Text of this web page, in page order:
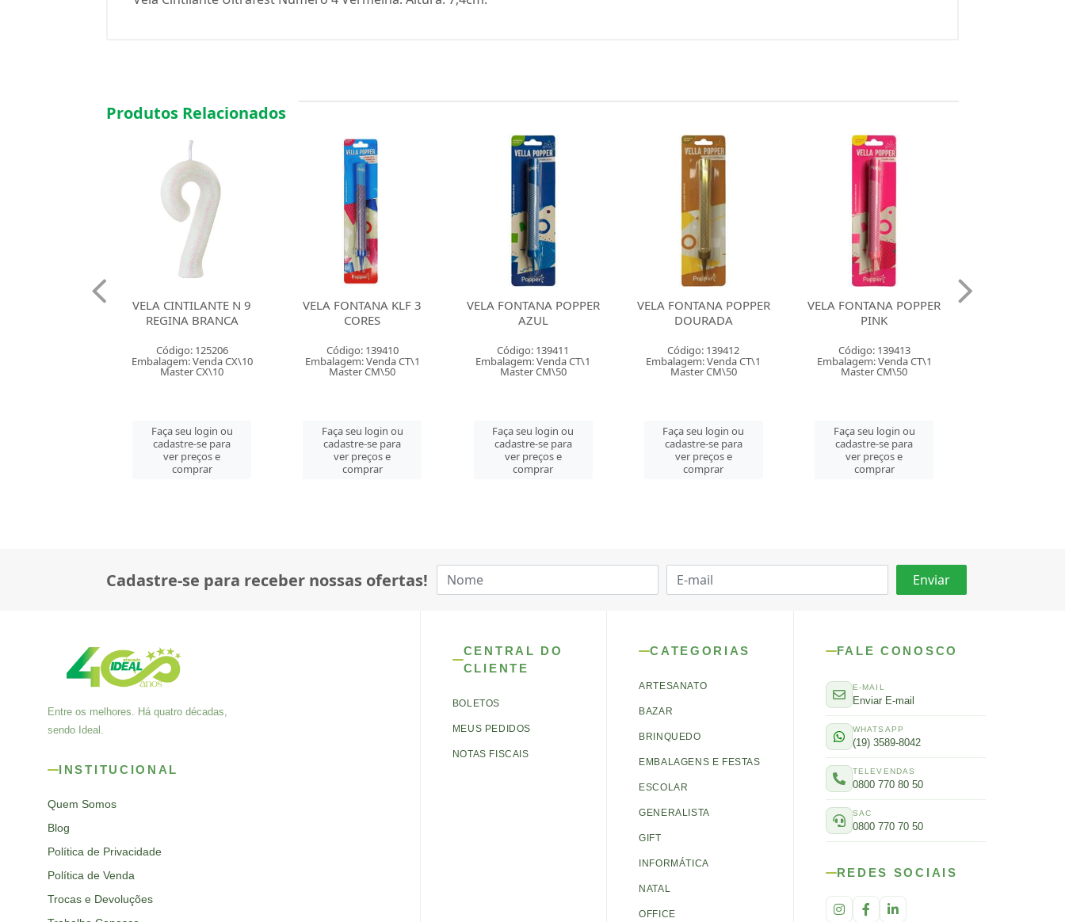
Produtos Relacionados
VELA FONTANA KLF 3
CORES
Código: 139410
Embalagem: Venda CT\1
Master CM\50
Faça seu login ou
cadastre-se para
ver preços e
comprar
VELA FONTANA POPPER
AZUL
Código: 139411
Embalagem: Venda CT\1
Master CM\50
Faça seu login ou
cadastre-se para
ver preços e
comprar
VELA FONTANA POPPER
DOURADA
Código: 139412
Embalagem: Venda CT\1
Master CM\50
Faça seu login ou
cadastre-se para
ver preços e
comprar
VELA FONTANA POPPER
PINK
Código: 139413
Embalagem: Venda CT\1
Master CM\50
Faça seu login ou
cadastre-se para
ver preços e
comprar
VELA FONTANA POPPER
VERDE
Código: 139414
Embalagem: Venda CT\1
Master CM\50
Faça seu login ou
cadastre-se para
ver preços e
comprar
Cadastre-se para receber nossas ofertas!
Entre os melhores. Há quatro décadas,
sendo Ideal.
INSTITUCIONAL
Quem Somos
Blog
Política de Privacidade
Política de Venda
Trocas e Devoluções
CENTRAL DO
CLIENTE
BOLETOS
MEUS PEDIDOS
NOTAS FISCAIS
CATEGORIAS
ARTESANATO
BAZAR
BRINQUEDO
EMBALAGENS E FESTAS
ESCOLAR
GENERALISTA
GIFT
INFORMÁTICA
NATAL
OFFICE
FALE CONOSCO
E-MAIL
Enviar E-mail
WHATSAPP
(19) 3589-8042
TELEVENDAS
0800 770 80 50
SAC
0800 770 70 50
REDES SOCIAIS